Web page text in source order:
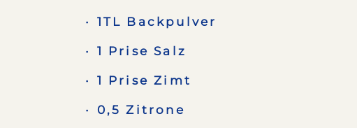
1TL Backpulver
1 Prise Salz
1 Prise Zimt
0,5 Zitrone